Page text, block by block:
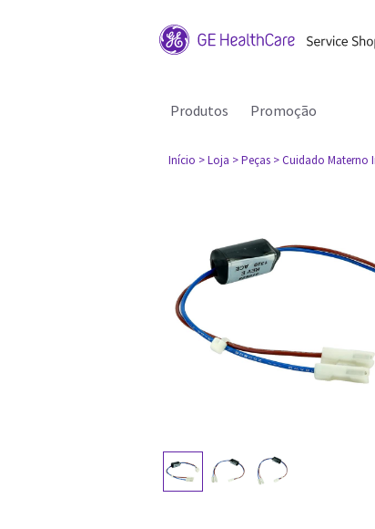
Produtos Promoção
Início > Loja > Peças > Cuidado Materno